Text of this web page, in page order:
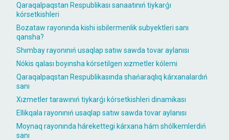
Qaraqalpaqstan Respublikası sanaatınıń tiykarǵı
kórsetkishleri
Bozataw rayonında kishi isbilermenlik subyektleri sanı
qansha?
Shımbay rayonınıń usaqlap satıw sawda tovar aylanısı
Nókis qalası boyınsha kórsetilgen xızmetler kólemi
Qaraqalpaqstan Respublikasında shańaraqlıq kárxanalardıń
sanı
Xızmetler tarawınıń tiykarǵı kórsetkishleri dinamikası
Ellikqala rayonınıń usaqlap satıw sawda tovar aylanısı
Moynaq rayonında hárekettegi kárxana hám shólkemlerdiń
sanı